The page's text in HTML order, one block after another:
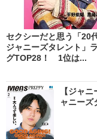
セクシーだと思う「20
ジャニーズタレント」
グTOP28！ 1位は...
【ジャ
ャニーズ